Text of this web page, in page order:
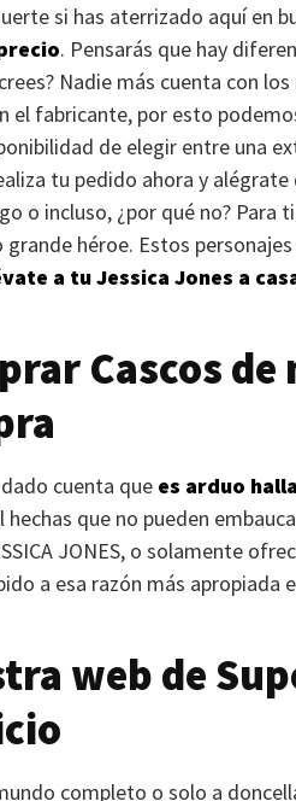
si has aterrizado aquí en
. Pensarás que hay
Nadie más cuenta con
el fabricante, por esto
de elegir entre una
tu pedido ahora y
o incluso, ¿por qué no? Para
grande héroe. Estos
a tu Jessica Jones a
Cascos de
cuenta que es arduo
hechas que no pueden
JONES, o solamente
a esa razón más apropiada
web de
completo o solo a